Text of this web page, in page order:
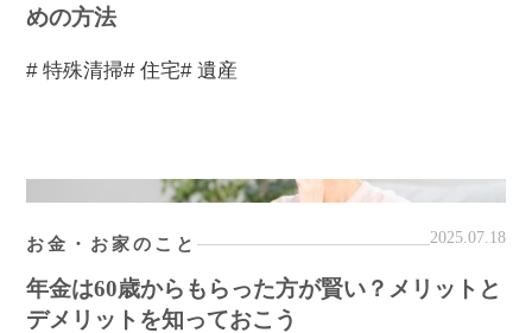
めの方法
# 特殊清掃# 住宅# 遺産
お金・お家のこと 2025.07.18
年金は60歳からもらった方が賢い？メリットと
デメリットを知っておこう